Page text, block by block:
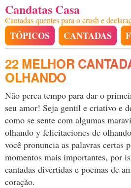
Candatas Casa
Cantadas quentes para o crush e
TÓPICOS CANTADAS
22 MELHOR
OLHANDO
Não perca tempo para dar o
seu amor! Seja gentil e criativo e
como se sente com algumas
olhando y felicitaciones de
você pronuncia as palavras certas
momentos mais importantes, por
cantadas divertidas e poemas de
coração.